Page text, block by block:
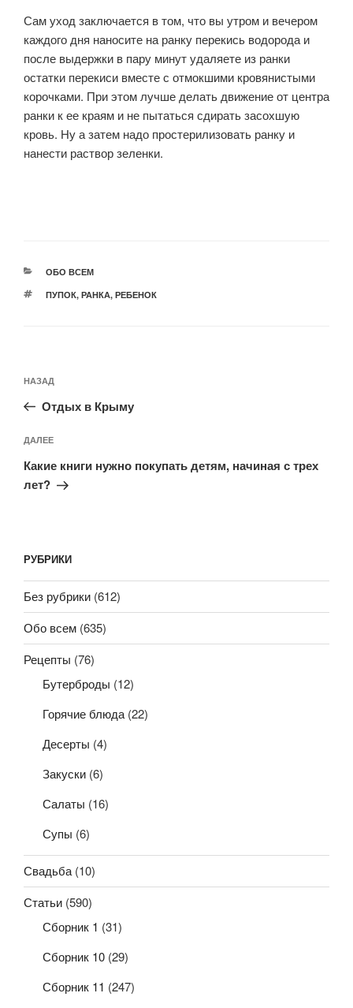
Сам уход заключается в том, что вы утром и вечером
каждого дня наносите на ранку перекись водорода и
после выдержки в пару минут удаляете из ранки
остатки перекиси вместе с отмокшими кровянистыми
корочками. При этом лучше делать движение от центра
ранки к ее краям и не пытаться сдирать засохшую
кровь. Ну а затем надо простерилизовать ранку и
нанести раствор зеленки.
РУБРИКИ
ОБО ВСЕМ
МЕТКИ
ПУПОК, РАНКА, РЕБЕНОК
по
записям
Предыдущая
запись:
НАЗАД
Отдых в Крыму
Следующая
запись
ДАЛЕЕ
Какие книги нужно покупать детям, начиная с трех
лет?
РУБРИКИ
Без рубрики (612)
Обо всем (635)
Рецепты (76)
Бутерброды (12)
Горячие блюда(22)
Десерты (4)
Закуски (6)
Салаты (16)
Супы (6)
Свадьба (10)
Статьи (590)
Сборник 1 (31)
Сборник 10 (29)
Сборник 11 (247)